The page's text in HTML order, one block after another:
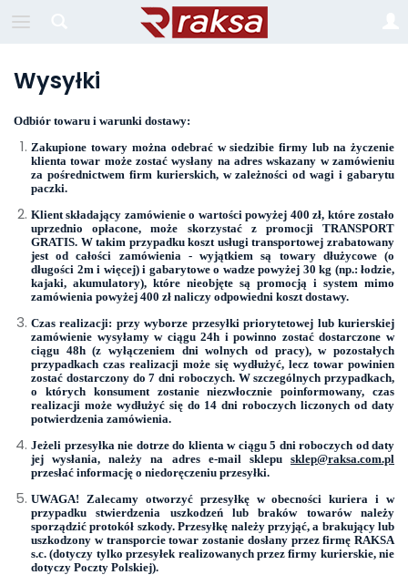
Wysyłki
Odbiór towaru i warunki dostawy:
Zakupione towary można odebrać w siedzibie firmy lub na życzenie
klienta towar może zostać wysłany na adres wskazany w zamówieniu
za pośrednictwem firm kurierskich, w zależności od wagi i gabarytu
paczki.
Klient składający zamówienie o wartości powyżej 400 zł, które zostało
uprzednio opłacone, może skorzystać z promocji TRANSPORT
GRATIS. W takim przypadku koszt usługi transportowej zrabatowany
jest od całości zamówienia - wyjątkiem są towary dłużycowe (o
długości 2m i więcej) i gabarytowe o wadze powyżej 30 kg (np.: łodzie,
kajaki, akumulatory), które nieobjęte są promocją i system mimo
zamówienia powyżej 400 zł naliczy odpowiedni koszt dostawy.
Czas realizacji: przy wyborze przesyłki priorytetowej lub kurierskiej
zamówienie wysyłamy w ciągu 24h i powinno zostać dostarczone w
ciągu 48h (z wyłączeniem dni wolnych od pracy), w pozostałych
przypadkach czas realizacji może się wydłużyć, lecz towar powinien
zostać dostarczony do 7 dni roboczych. W szczególnych przypadkach,
o których konsument zostanie niezwłocznie poinformowany, czas
realizacji może wydłużyć się do 14 dni roboczych liczonych od daty
potwierdzenia zamówienia.
Jeżeli przesyłka nie dotrze do klienta w ciągu 5 dni roboczych od daty
jej wysłania, należy na adres e-mail sklepu sklep@raksa.com.pl
przesłać informację o niedoręczeniu przesyłki.
UWAGA! Zalecamyotworzyć przesyłkę w obecności kuriera i w
przypadku stwierdzenia uszkodzeń lub braków towarów należy
sporządzić protokół szkody. Przesyłkę należy przyjąć, a brakujący lub
uszkodzony w transporcie towar zostanie dosłany przez firmę RAKSA
s.c. (dotyczy tylko przesyłek realizowanych przez firmy kurierskie, nie
dotyczy Poczty Polskiej).